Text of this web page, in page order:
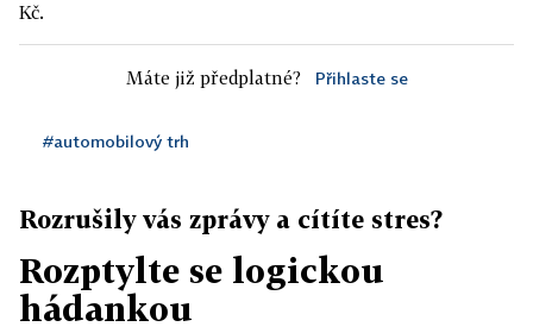
Kč.
Máte již předplatné? Přihlaste se
#automobilový trh
Rozrušily vás zprávy a cítíte stres?
Rozptylte se logickou
hádankou